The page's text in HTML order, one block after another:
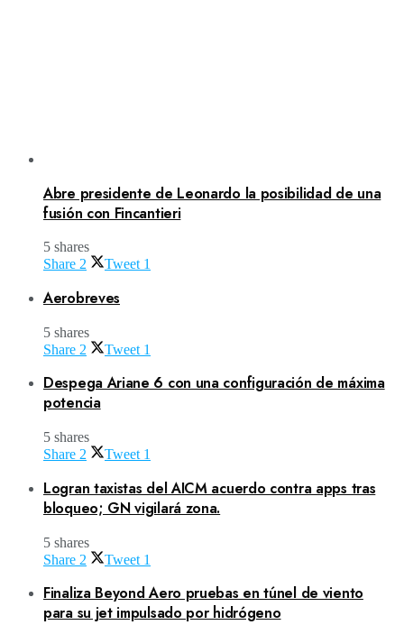
Abre presidente de Leonardo la posibilidad de una
fusión con Fincantieri
5 shares
Share 2 Tweet 1
Aerobreves
5 shares
Share 2 Tweet 1
Despega Ariane 6 con una configuración de máxima
potencia
5 shares
Share 2 Tweet 1
Logran taxistas del AICM acuerdo contra apps tras
bloqueo; GN vigilará zona.
5 shares
Share 2 Tweet 1
Finaliza Beyond Aero pruebas en túnel de viento
para su jet impulsado por hidrógeno